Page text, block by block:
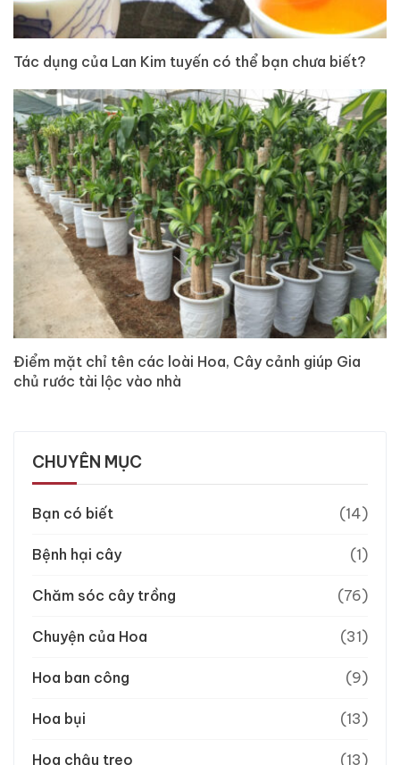
Tác dụng của Lan Kim tuyến có thể bạn chưa biết?
Điểm mặt chỉ tên các loài Hoa, Cây cảnh giúp Gia
chủ rước tài lộc vào nhà
CHUYÊN MỤC
Bạn có biết (14)
Bệnh hại cây (1)
Chăm sóc cây trồng (76)
Chuyện của Hoa (31)
Hoa ban công (9)
Hoa bụi (13)
Hoa chậu treo (13)